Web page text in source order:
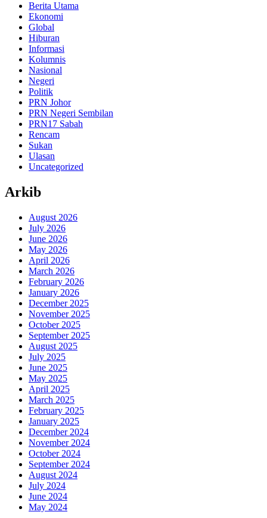
Berita Utama
Ekonomi
Global
Hiburan
Informasi
Kolumnis
Nasional
Negeri
Politik
PRN Johor
PRN Negeri Sembilan
PRN17 Sabah
Rencam
Sukan
Ulasan
Uncategorized
Arkib
August 2026
July 2026
June 2026
May 2026
April 2026
March 2026
February 2026
January 2026
December 2025
November 2025
October 2025
September 2025
August 2025
July 2025
June 2025
May 2025
April 2025
March 2025
February 2025
January 2025
December 2024
November 2024
October 2024
September 2024
August 2024
July 2024
June 2024
May 2024